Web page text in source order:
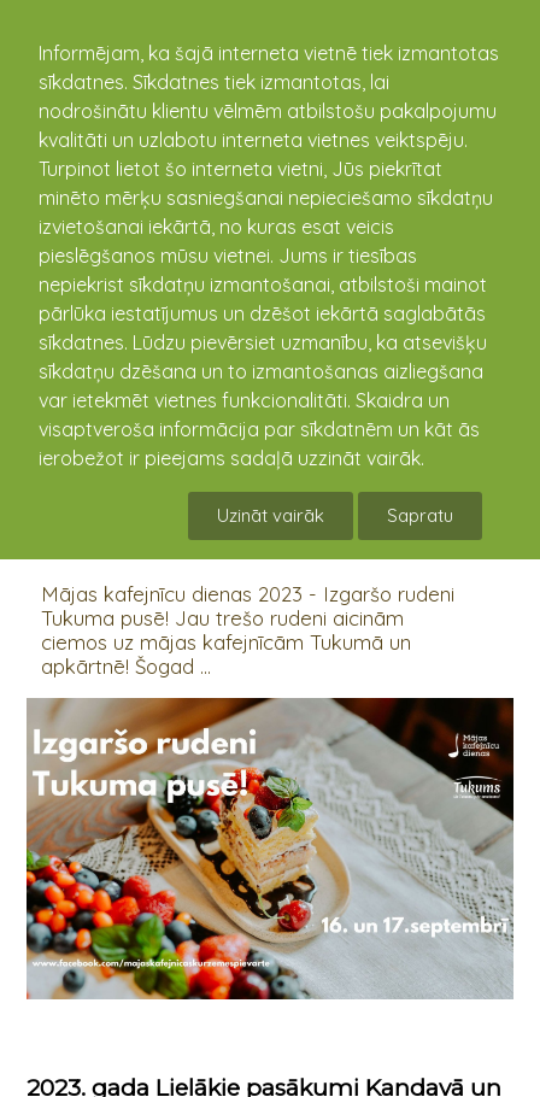
Informējam, ka šajā interneta vietnē tiek izmantotas
sīkdatnes. Sīkdatnes tiek izmantotas, lai
nodrošinātu klientu vēlmēm atbilstošu pakalpojumu
kvalitāti un uzlabotu interneta vietnes veiktspēju.
Turpinot lietot šo interneta vietni, Jūs piekrītat
minēto mērķu sasniegšanai nepieciešamo sīkdatņu
izvietošanai iekārtā, no kuras esat veicis
pieslēgšanos mūsu vietnei. Jums ir tiesības
nepiekrist sīkdatņu izmantošanai, atbilstoši mainot
pārlūka iestatījumus un dzēšot iekārtā saglabātās
sīkdatnes. Lūdzu pievērsiet uzmanību, ka atsevišķu
sīkdatņu dzēšana un to izmantošanas aizliegšana
var ietekmēt vietnes funkcionalitāti. Skaidra un
visaptveroša informācija par sīkdatnēm un kāt ās
ierobežot ir pieejams sadaļā uzzināt vairāk.
Uzināt vairāk Sapratu
kandava.lv
PASĀKUMU
KALENDĀRS
"Mājas kafejnīcu dienas Kurzemes pievārtē
2023 - Izgaršo rudeni Tukuma pusē!"
Mājas kafejnīcu dienas 2023 - Izgaršo rudeni
Tukuma pusē! Jau trešo rudeni aicinām
ciemos uz mājas kafejnīcām Tukumā un
apkārtnē! Šogad ...
2023. gada Lielākie pasākumi Kandavā un